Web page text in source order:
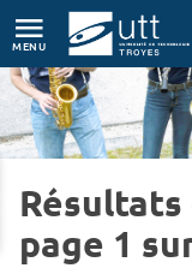
MENU
Accueil Vie du campus
Les associations & clubs
page 1